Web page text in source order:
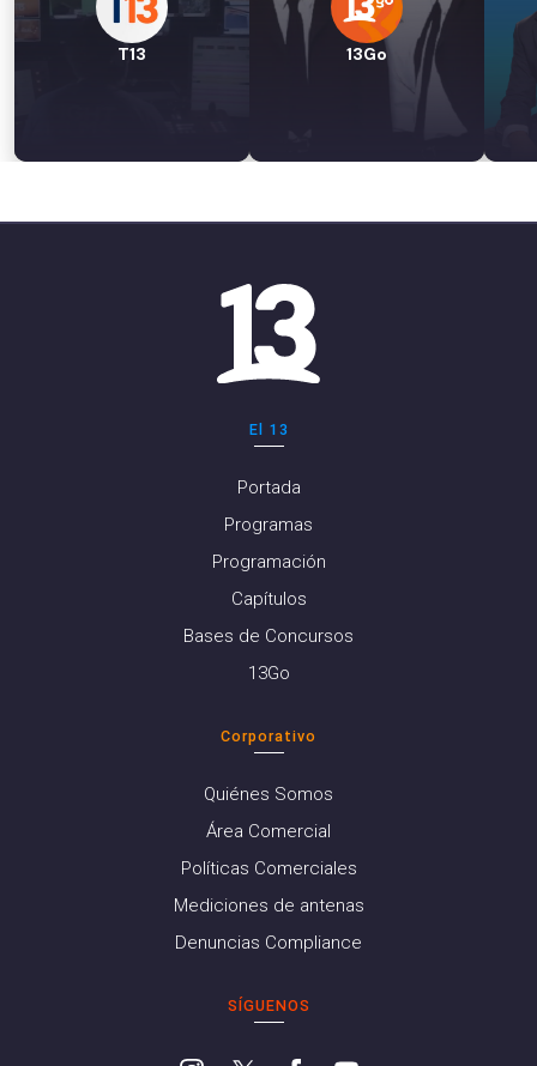
T13 13Go
El 13
Portada
Programas
Programación
Capítulos
Bases de Concursos
13Go
Corporativo
Quiénes Somos
Área Comercial
Políticas Comerciales
Mediciones de antenas
Denuncias Compliance
SÍGUENOS